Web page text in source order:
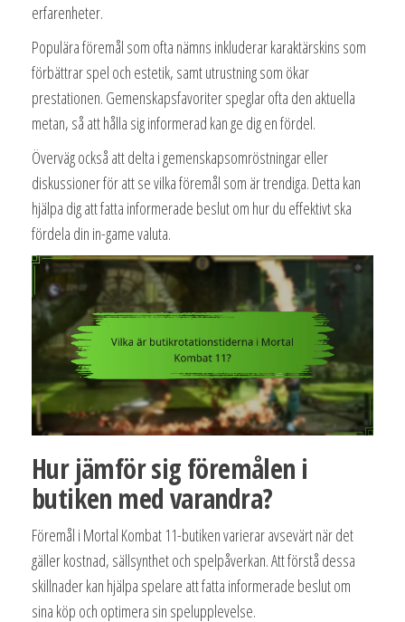
erfarenheter.
Populära föremål som ofta nämns inkluderar karaktärskins som
förbättrar spel och estetik, samt utrustning som ökar
prestationen. Gemenskapsfavoriter speglar ofta den aktuella
metan, så att hålla sig informerad kan ge dig en fördel.
Överväg också att delta i gemenskapsomröstningar eller
diskussioner för att se vilka föremål som är trendiga. Detta kan
hjälpa dig att fatta informerade beslut om hur du effektivt ska
fördela din in-game valuta.
Hur jämför sig föremålen i
butiken med varandra?
Föremål i Mortal Kombat 11-butiken varierar avsevärt när det
gäller kostnad, sällsynthet och spelpåverkan. Att förstå dessa
skillnader kan hjälpa spelare att fatta informerade beslut om
sina köp och optimera sin spelupplevelse.